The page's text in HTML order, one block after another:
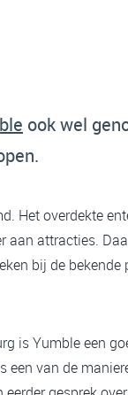
ook wel
Het overdekte
aan attracties.
bij de bekende
is Yumble een
een van de